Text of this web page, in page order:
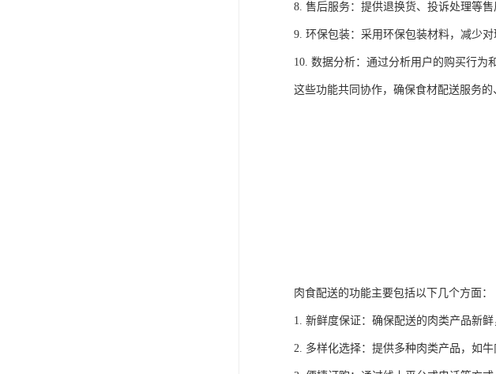
8. 售后服务：提供退换货、投诉处理等售
9. 环保包装：采用环保包装材料，减少对
10. 数据分析：通过分析用户的购买行为
这些功能共同协作，确保食材配送服务的
肉食配送的功能主要包括以下几个方面：
1. 新鲜度保证：确保配送的肉类产品新
2. 多样化选择：提供多种肉类产品，如